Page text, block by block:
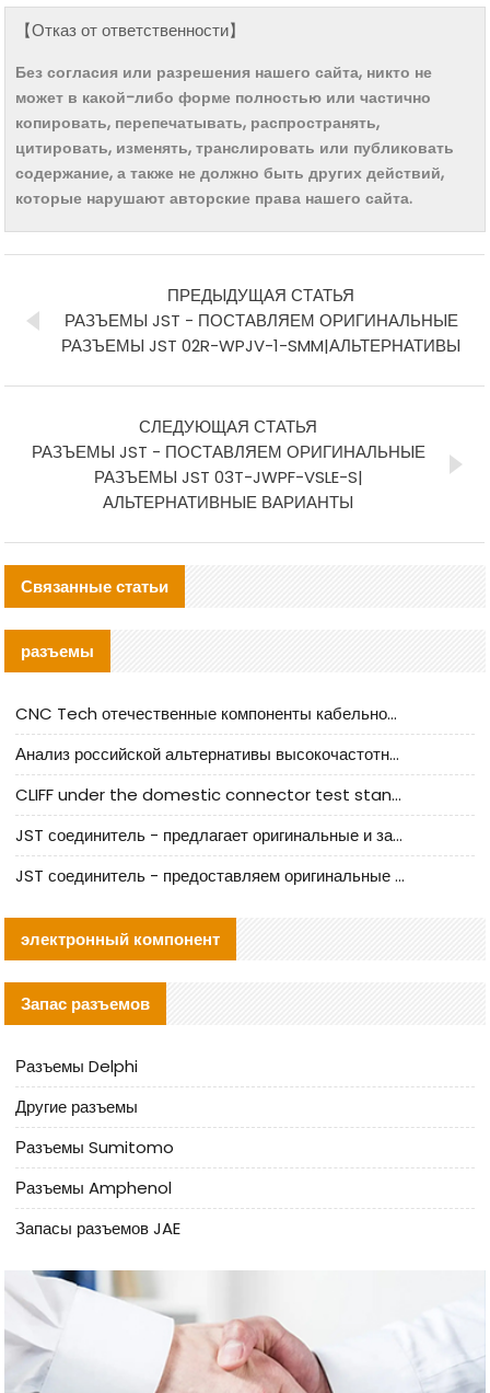
【Отказ от ответственности】
Без согласия или разрешения нашего сайта, никто не
может в какой-либо форме полностью или частично
копировать, перепечатывать, распространять,
цитировать, изменять, транслировать или публиковать
содержание, а также не должно быть других действий,
которые нарушают авторские права нашего сайта.
ПРЕДЫДУЩАЯ СТАТЬЯ
РАЗЪЕМЫ JST - ПОСТАВЛЯЕМ ОРИГИНАЛЬНЫЕ
РАЗЪЕМЫ JST 02R-WPJV-1-SMM|АЛЬТЕРНАТИВЫ
СЛЕДУЮЩАЯ СТАТЬЯ
РАЗЪЕМЫ JST - ПОСТАВЛЯЕМ ОРИГИНАЛЬНЫЕ
РАЗЪЕМЫ JST 03T-JWPF-VSLE-S|
АЛЬТЕРНАТИВНЫЕ ВАРИАНТЫ
Связанные статьи
разъемы
CNC Tech отечественные компоненты кабельной арматуры оценка и руководство по производственному внедрению
Анализ российской альтернативы высокочастотных кабельных колодцев I-PEX
CLIFF under the domestic connector test standard update
JST соединитель - предлагает оригинальные и заменяющие JST NSHR-02V-S соединители
JST соединитель - предоставляем оригинальные JST GHR-09V-S соединители и их аналоги
электронный компонент
Запас разъемов
Разъемы Delphi
Другие разъемы
Разъемы Sumitomo
Разъемы Amphenol
Запасы разъемов JAE